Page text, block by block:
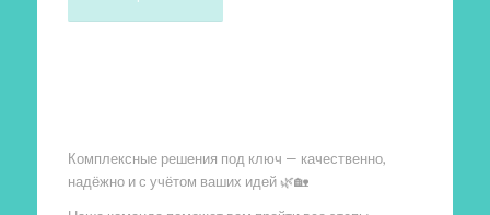
Комплексные решения под ключ — качественно,
надёжно и с учётом ваших идей 🌿🏡